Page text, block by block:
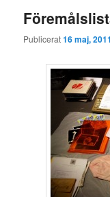
Publicerat16 maj, 2011